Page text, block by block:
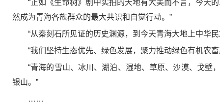
“正如《生命树》剧中实拍的天地有大美而不言，今天
然成为青海各族群众的最大共识和自觉行动。”
“从秦刻石所见证的历史渊源，到今天青海大地上中华
“我们坚持生态优先、绿色发展，聚力推动绿色有机农畜
“青海的雪山、冰川、湖泊、湿地、草原、沙漠、戈壁
银山。”
……